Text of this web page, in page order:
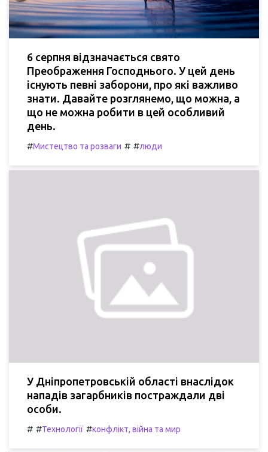
6 серпня відзначається свято
Преображення Господнього. У цей день
існують певні заборони, про які важливо
знати. Давайте розглянемо, що можна, а
що не можна робити в цей особливий
день.
#Мистецтво та розваги # #люди
У Дніпропетровській області внаслідок
нападів загарбників постраждали дві
особи.
# #Технології #конфлікт, війна та мир